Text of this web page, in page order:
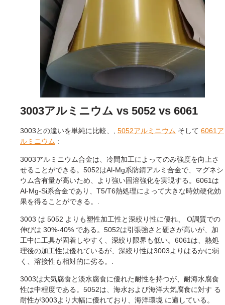
3003アルミニウム vs 5052 vs 6061
3003との違いを単純に比較、, 5052アルミニウム そして 6061ア
ルミニウム :
3003アルミニウム合金は、冷間加工によってのみ強度を向上さ
せることができる。5052はAl-Mg系防錆アルミ合金で、マグネシ
ウム含有量が高いため、より強い固溶強化を実現する。6061は
Al-Mg-Si系合金であり、T5/T6熱処理によって大きな時効硬化効
果を得ることができる。.
3003 は 5052 よりも塑性加工性と深絞り性に優れ、 O調質での
伸びは 30%-40% である。5052は引張強さと硬さが高いが、加
工中に工具が固着しやすく、深絞り限界も低い。6061は、熱処
理後の加工性は優れているが、深絞り性は3003よりはるかに弱
く、溶接性も相対的に劣る。.
3003は大気腐食と淡水腐食に優れた耐性を持つが、耐海水腐食
性は中程度である。5052は、海水および海洋大気腐食に対す る
耐性が3003より大幅に優れており、海洋環境 に適している。